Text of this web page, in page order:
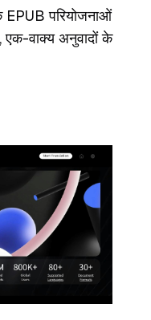
परियोजनाओं
एक-वाक्य अनुवादों के